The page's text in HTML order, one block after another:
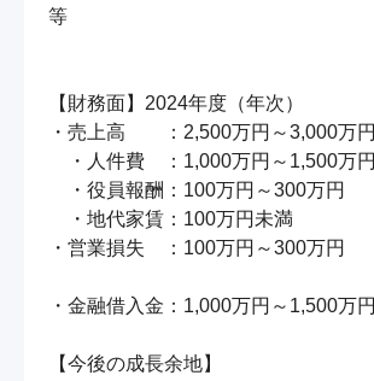
等
【財務面】2024年度（年次）
・売上高　　：2,500万円～3,000万円
・人件費　：1,000万円～1,500万円
・役員報酬：100万円～300万円
・地代家賃：100万円未満
・営業損失　：100万円～300万円
・金融借入金：1,000万円～1,500万円
【今後の成長余地】